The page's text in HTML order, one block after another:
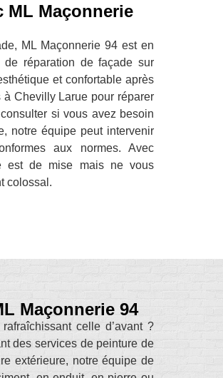
ML Maçonnerie
ML Maçonnerie 94 est en
de réparation de façade sur
et confortable après
Chevilly Larue pour réparer
si vous avez besoin
notre équipe peut intervenir
aux normes. Avec
est de mise mais ne vous
colossal.
Maçonnerie 94
celle d’avant ?
des services de peinture de
extérieure, notre équipe de